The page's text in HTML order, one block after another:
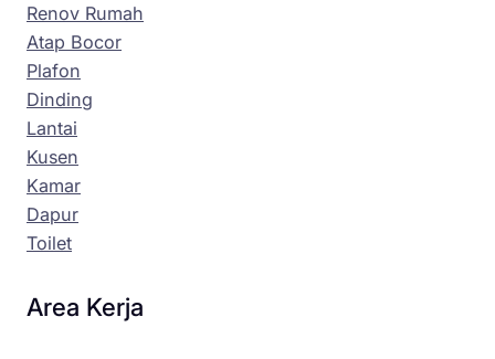
Renov Rumah
Atap Bocor
Plafon
Dinding
Lantai
Kusen
Kamar
Dapur
Toilet
Area Kerja